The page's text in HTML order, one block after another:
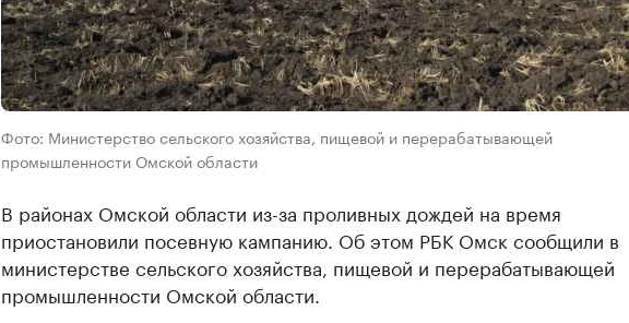
Фото: Министерство сельского хозяйства, пищевой и перерабатывающей
промышленности Омской области
В районах Омской области из-за проливных дождей на время
приостановили посевную кампанию. Об этом РБК Омск сообщили в
министерстве сельского хозяйства, пищевой и перерабатывающей
промышленности Омской области.